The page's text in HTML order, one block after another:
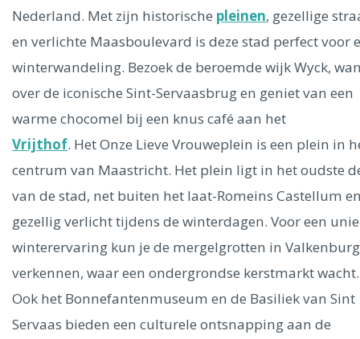
Wenen Budapest
Madrid
Vancouver
Nederland. Met zijn historische pleinen, gezellige
en verlichte Maasboulevard is deze stad perfect voor
winterwandeling. Bezoek de beroemde wijk Wyck,
over de iconische Sint-Servaasbrug en geniet van een
warme chocomel bij een knus café aan het
Vrijthof. Het Onze Lieve Vrouweplein is een plein in
centrum van Maastricht. Het plein ligt in het oudste
van de stad, net buiten het laat-Romeins Castellum
gezellig verlicht tijdens de winterdagen. Voor een
winterervaring kun je de mergelgrotten in Valkenburg
verkennen, waar een ondergrondse kerstmarkt wacht.
Ook het Bonnefantenmuseum en de Basiliek van Sint
Servaas bieden een culturele ontsnapping aan de